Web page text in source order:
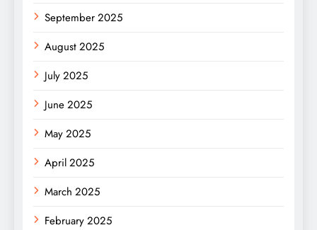
September 2025
August 2025
July 2025
June 2025
May 2025
April 2025
March 2025
February 2025